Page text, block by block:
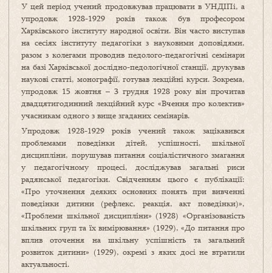
У цей період учений продовжував працювати в УНДІПі, а
упродовж 1928-1929 років також був професором
Харківського інституту народної освіти. Він часто виступав
на сесіях інституту педагогіки з науковими доповідями,
разом з колегами проводив педолого-педагогічні семінари
на базі Харківської дослідно-педологічної станції, друкував
наукові статті, монографії, готував лекційні курси. Зокрема,
упродовж 15 жовтня – 3 грудня 1928 року він прочитав
двадцятигодинний лекційний курс «Вчення про колектив»
учасникам одного з вище згаданих семінарів.
Упродовж 1928-1929 років учений також зацікавився
проблемами поведінки дітей, успішності, шкільної
дисципліни, порушував питання соціалістичного змагання
у педагогічному процесі, досліджував загальні риси
радянської педагогіки. Свідченням цього є публікації:
«Про уточнення деяких основних понять при вивченні
поведінки дитини (рефлекс, реакція, акт поведінки)»,
«Проблеми шкільної дисципліни» (1928) «Організованість
шкільних груп та їх вимірювання» (1929), «До питання про
вплив оточення на шкільну успішність та загальний
розвиток дитини» (1929), окремі з яких досі не втратили
актуальності.